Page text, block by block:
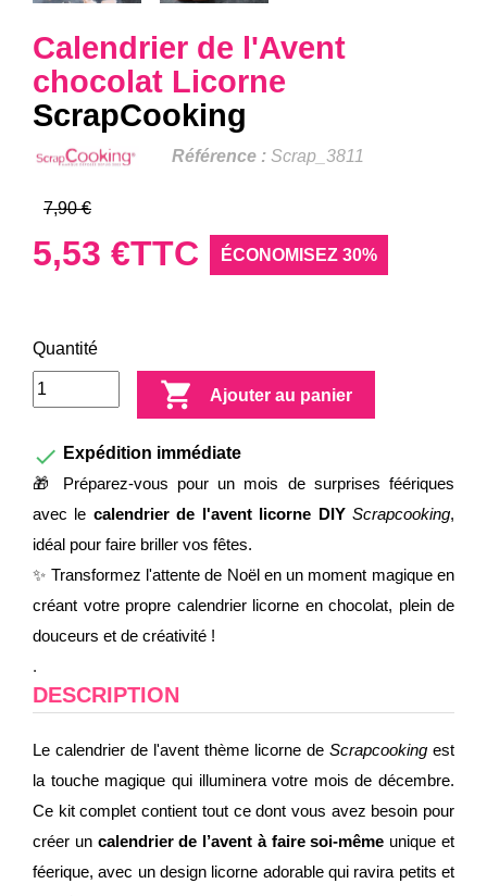
Calendrier de l'Avent
chocolat Licorne
ScrapCooking
Référence : Scrap_3811
7,90 €
5,53 €TTC ÉCONOMISEZ 30%
Quantité
 Ajouter au panier
 Expédition immédiate
🎁 Préparez-vous pour un mois de surprises féériques
avec le calendrier de l'avent licorne DIY Scrapcooking,
idéal pour faire briller vos fêtes.
✨ Transformez l'attente de Noël en un moment magique en
créant votre propre calendrier licorne en chocolat, plein de
douceurs et de créativité !
.
DESCRIPTION
Le calendrier de l'avent thème licorne de Scrapcooking est
la touche magique qui illuminera votre mois de décembre.
Ce kit complet contient tout ce dont vous avez besoin pour
créer un calendrier de l’avent à faire soi-même unique et
féerique, avec un design licorne adorable qui ravira petits et